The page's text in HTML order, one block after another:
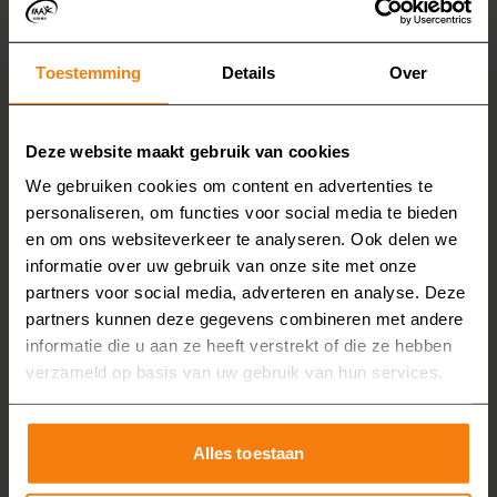
Toestemming Details Over
Deze website maakt gebruik van cookies
We gebruiken cookies om content en advertenties te
personaliseren, om functies voor social media te bieden
en om ons websiteverkeer te analyseren. Ook delen we
informatie over uw gebruik van onze site met onze
partners voor social media, adverteren en analyse. Deze
partners kunnen deze gegevens combineren met andere
informatie die u aan ze heeft verstrekt of die ze hebben
verzameld op basis van uw gebruik van hun services.
Alles toestaan
constant blijft. Daardoor hoeft er minder water weg
het het comfort én de veiligheid, omdat de
temperatuur niet plotseling verandert.
5. Zet de douche uit tijdens het inzepen
Tijdens het inzepen, haren wassen of het laten
intrekken van conditioner stroomt er vaak ongemerkt
veel water weg. Zonde, want met één simpele
handeling, namelijk het even uitzetten van de douche,
bespaart u veel water. Hetzelfde geldt als u uw
tanden poetst onder de douche. Laat het water